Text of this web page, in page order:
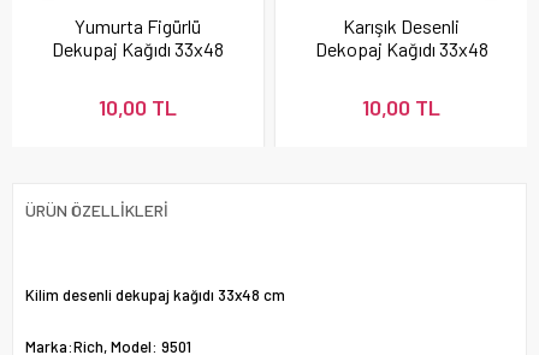
Yumurta Figürlü
Dekupaj Kağıdı 33x48
10,00 TL
Karışık Desenli
Dekopaj Kağıdı 33x48
10,00 TL
ÜRÜN ÖZELLIKLERI
Kilim desenli dekupaj kağıdı 33x48 cm
Marka:Rich, Model: 9501